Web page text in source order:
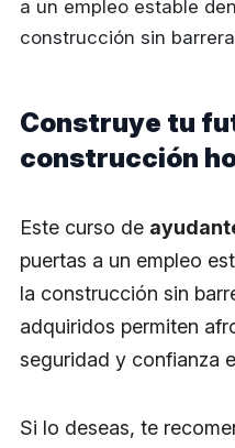
a un empleo estable
construcción sin
Construye tu
construcción
Este curso de
puertas a un empleo
la construcción sin
adquiridos permiten
seguridad y confianza
Si lo deseas, te